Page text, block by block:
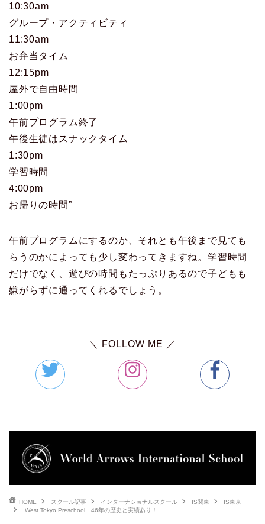
10:30am
グループ・アクティビティ
11:30am
お弁当タイム
12:15pm
屋外で自由時間
1:00pm
午前プログラム終了
午後生徒はスナックタイム
1:30pm
学習時間
4:00pm
お帰りの時間”
午前プログラムにするのか、それとも午後まで見ても
らうのかによっても少し変わってきますね。学習時間
だけでなく、遊びの時間もたっぷりあるので子どもも
嫌がらずに通ってくれるでしょう。
＼ FOLLOW ME ／
HOME スクール記事 インターナショナルスクール IS関東
IS東京
West Tokyo Preschool 46年の歴史と実績あり！